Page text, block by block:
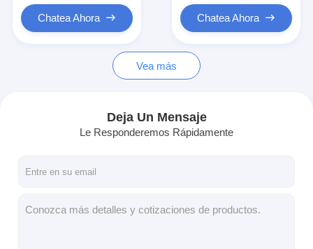
LCD cargador de batería
Los paquetes de baterías de NiCd
batería recargable linterna
Chatea Ahora Chatea Ahora
Vea más
Deja Un Mensaje
Le Responderemos Rápidamente